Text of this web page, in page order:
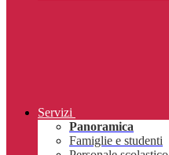
Servizi
Panoramica
Famiglie e studenti